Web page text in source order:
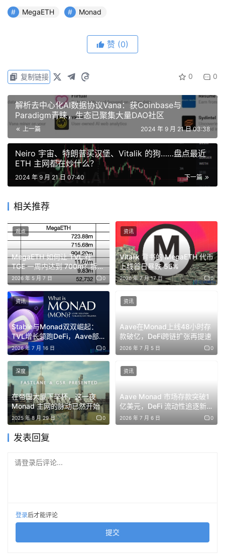
致高性能并能够在性能与去中心化之间取得平衡的方
式，在 Layer1 是不可能行得通的，因而选择
而 Monad 则是毅然选择最大程度保证去中心化的前提
自己做一条 Layer1 并在数据库、效率、执行、算
去中心化的实现与抗审查性
在实现高性能公链之前，MegaETH 和 Monad 都考虑了如
何在保证去中心化的前提下去做这件事。
从具体的实现方式来看，Monad 通过优化硬件和网络设置
以实现最小的硬件要求，使得人人都可以轻松运行节点，从
而实现去中心化。这主要是因为 Monad 认为原先的以太坊
网络运行要求较高，Monad 想要通过直接优化网络中各种
与门槛，实现 Vitalik 当年“人人都可以运行节点”的理想。
MegaETH 通过将全节点的职责拆分为不同的角色，优化了
性能并降低了用户的硬件成本 。传统的全节点在区块链网络
中需要执行多项任务，如状态同步、交易排序和执行等，因
此硬件要求较高，很多普通用户难以负担。然而，
MegaETH 将这些任务拆分为排序器、证明者和全节点三种
角色，每个角色只负责特定的任务。这种划分减轻了单个节
点的负担，降低了对硬件的要求，使得人人都可以运行节
点，提高去中心化程度。且 MegaETH 还在计算和状态读
写等方面进行了优化，进一步提升了性能。与此同时，
MegaETH 的去中心化主要依赖于以太坊 Layer1 的已有去
中心化基础，因为以太坊本身拥有上万个全节点，具备高度
去中心化的特性。
相比之下 Monad 追求去中心化的信念更强
，所有的提升和
优化需要保障足够的去中心化；MegaETH 则认为去中心化
只是其其中一个特性
提高性能上。
的执行、通信等方面进行相关优化。
在这个讨论话题中，Lei 还反复提及了抗审查性这一名词，
MegaETH Monad
赞 (0)
0 0
复制链接
解析去中心化AI数据协议Vana：获Coinbase与
Paradigm青睐，生态已聚集大量DAO社区
上一篇 2024 年 9 月 21 日 03:38
Neiro 宇宙、特朗普买汉堡、Vitalik 的狗……盘点最近
ETH 主网都在炒什么？
下一篇
2024 年 9 月 21 日 07:40
相关推荐
MegaETH 如何让 TVL 在
TGE 一周内达到 700m？拆解
包装手法
2026 年 5 月 7 日 0
观点
Vitalik 背书的 MegaETH 代币
上线首日暴跌 55%
2026 年 7 月 17 日 0
资讯
Stable与Monad双双崛起：
TVL增长领跑DeFi，Aave部
署引爆6.21亿美元
2026 年 7 月 16 日 0
资讯
Aave在Monad上线48小时存
款破亿，DeFi跨链扩张再提速
2026 年 7 月 5 日 0
资讯
在帝国大厦下举杯，这一夜
Monad 主网的脉动已然开始
2025 年 8 月 29 日 0
深度
Aave Monad 市场存款突破1
亿美元，DeFi 流动性追逐新轨
道
2026 年 7 月 6 日 0
资讯
发表回复
请登录后评论...
登录后才能评论
提交